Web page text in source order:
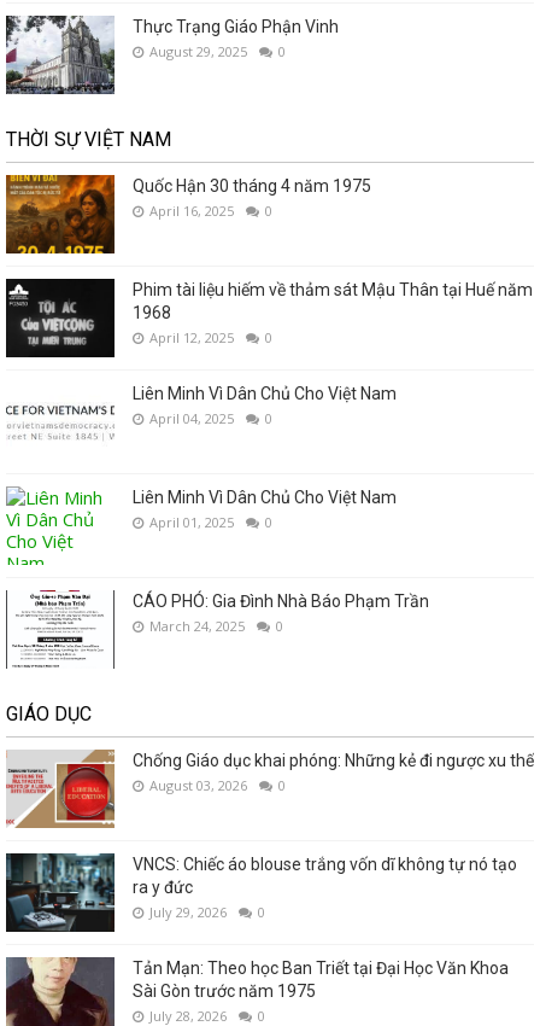
Thực Trạng Giáo Phận Vinh
August 29, 2025 0
THỜI SỰ VIỆT NAM
Quốc Hận 30 tháng 4 năm 1975
April 16, 2025 0
Phim tài liệu hiếm về thảm sát Mậu Thân tại Huế năm
1968
April 12, 2025 0
Liên Minh Vì Dân Chủ Cho Việt Nam
April 04, 2025 0
Liên Minh Vì Dân Chủ Cho Việt Nam
April 01, 2025 0
CÁO PHÓ: Gia Đình Nhà Báo Phạm Trần
March 24, 2025 0
GIÁO DỤC
Chống Giáo dục khai phóng: Những kẻ đi ngược xu thế
August 03, 2026 0
VNCS: Chiếc áo blouse trắng vốn dĩ không tự nó tạo
ra y đức
July 29, 2026 0
Tản Mạn: Theo học Ban Triết tại Đại Học Văn Khoa
Sài Gòn trước năm 1975
July 28, 2026 0